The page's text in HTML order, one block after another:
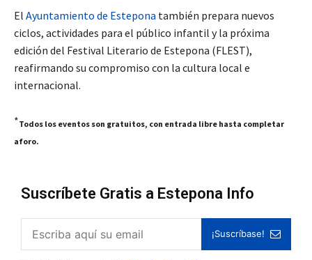
El Ayuntamiento de Estepona también prepara nuevos
ciclos, actividades para el público infantil y la próxima
edición del Festival Literario de Estepona (FLEST),
reafirmando su compromiso con la cultura local e
internacional.
*Todos los eventos son gratuitos, con entrada libre hasta completar
aforo.
Suscríbete Gratis a Estepona Info
¡Suscríbase!